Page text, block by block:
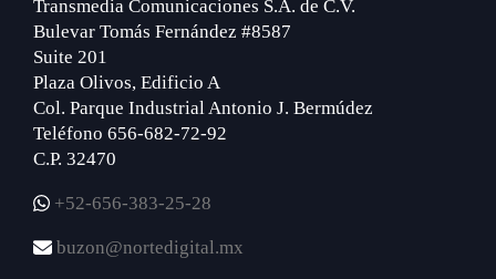
Transmedia Comunicaciones S.A. de C.V.
Bulevar Tomás Fernández #8587
Suite 201
Plaza Olivos, Edificio A
Col. Parque Industrial Antonio J. Bermúdez
Teléfono 656-682-72-92
C.P. 32470
+52-656-383-25-28
buzon@nortedigital.mx